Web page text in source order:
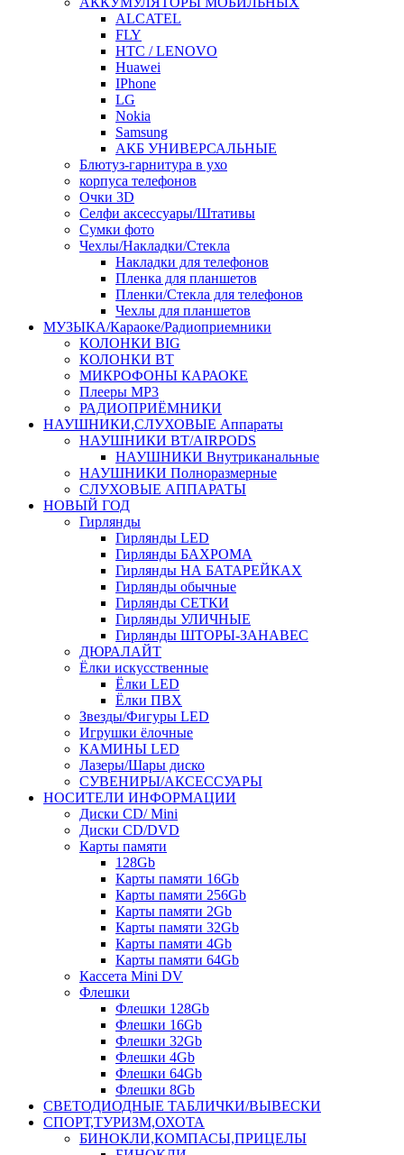
ALCATEL
FLY
HTC / LENOVO
Huawei
IPhone
LG
Nokia
Samsung
АКБ УНИВЕРСАЛЬНЫЕ
Блютуз-гарнитура в ухо
корпуса телефонов
Очки 3D
Селфи аксессуары/Штативы
Сумки фото
Чехлы/Накладки/Стекла
Накладки для телефонов
Пленка для планшетов
Пленки/Стекла для телефонов
Чехлы для планшетов
МУЗЫКА/Караоке/Радиоприемники
КОЛОНКИ BIG
КОЛОНКИ BT
МИКРОФОНЫ КАРАОКЕ
Плееры MP3
РАДИОПРИЁМНИКИ
НАУШНИКИ,СЛУХОВЫЕ Аппараты
НАУШНИКИ BT/AIRPODS
НАУШНИКИ Внутриканальные
НАУШНИКИ Полноразмерные
СЛУХОВЫЕ АППАРАТЫ
НОВЫЙ ГОД
Гирлянды
Гирлянды LED
Гирлянды БАХРОМА
Гирлянды НА БАТАРЕЙКАХ
Гирлянды обычные
Гирлянды СЕТКИ
Гирлянды УЛИЧНЫЕ
Гирлянды ШТОРЫ-ЗАНАВЕС
ДЮРАЛАЙТ
Ёлки искусственные
Ёлки LED
Ёлки ПВХ
Звезды/Фигуры LED
Игрушки ёлочные
КАМИНЫ LED
Лазеры/Шары диско
СУВЕНИРЫ/АКСЕССУАРЫ
НОСИТЕЛИ ИНФОРМАЦИИ
Диски CD/ Mini
Диски CD/DVD
Карты памяти
128Gb
Карты памяти 16Gb
Карты памяти 256Gb
Карты памяти 2Gb
Карты памяти 32Gb
Карты памяти 4Gb
Карты памяти 64Gb
Кассета Mini DV
Флешки
Флешки 128Gb
Флешки 16Gb
Флешки 32Gb
Флешки 4Gb
Флешки 64Gb
Флешки 8Gb
СВЕТОДИОДНЫЕ ТАБЛИЧКИ/ВЫВЕСКИ
СПОРТ,ТУРИЗМ,ОХОТА
БИНОКЛИ,КОМПАСЫ,ПРИЦЕЛЫ